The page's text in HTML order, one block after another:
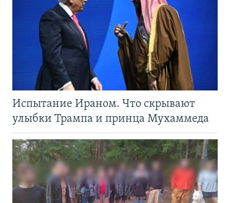
Испытание Ираном. Что скрывают
улыбки Трампа и принца Мухаммеда